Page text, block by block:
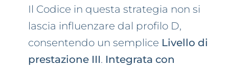
Il Codice in questa strategia non si
lascia influenzare dal profilo D,
consentendo un semplice Livello di
prestazione III. Integrata con